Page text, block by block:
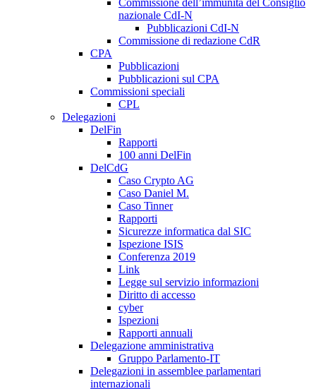
Commissione dell’immunità del Consiglio
nazionale CdI-N
Pubblicazioni CdI-N
Commissione di redazione CdR
CPA
Pubblicazioni
Pubblicazioni sul CPA
Commissioni speciali
CPL
Delegazioni
DelFin
Rapporti
100 anni DelFin
DelCdG
Caso Crypto AG
Caso Daniel M.
Caso Tinner
Rapporti
Sicurezze informatica dal SIC
Ispezione ISIS
Conferenza 2019
Link
Legge sul servizio informazioni
Diritto di accesso
cyber
Ispezioni
Rapporti annuali
Delegazione amministrativa
Gruppo Parlamento-IT
Delegazioni in assemblee parlamentari
internazionali